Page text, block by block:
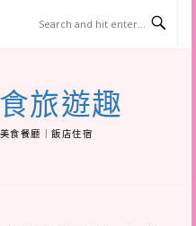
旅遊趣
食餐廳｜飯店住宿